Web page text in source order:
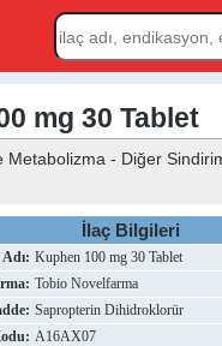
mg 30 Tablet
Metabolizma - Diğer
İlaç Bilgileri
Kuphen 100 mg 30 Tablet
Tobio Novelfarma
Sapropterin Dihidroklorür
A16AX07